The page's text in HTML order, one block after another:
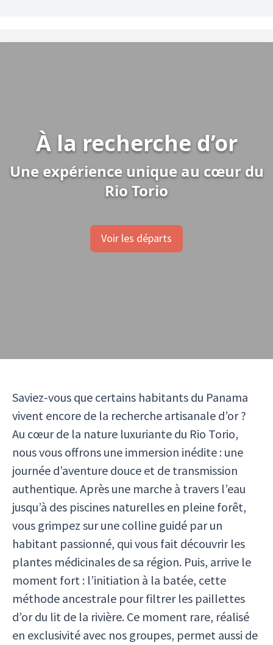
À la recherche d’or
Une expérience unique au cœur du
Rio Torio
Voir les départs
Saviez-vous que certains habitants du Panama
vivent encore de la recherche artisanale d’or ?
Au cœur de la nature luxuriante du Rio Torio,
nous vous offrons une immersion inédite : une
journée d’aventure douce et de transmission
authentique. Après une marche à travers l’eau
jusqu’à des piscines naturelles en pleine forêt,
vous grimpez sur une colline guidé par un
habitant passionné, qui vous fait découvrir les
plantes médicinales de sa région. Puis, arrive le
moment fort : l’initiation à la batée, cette
méthode ancestrale pour filtrer les paillettes
d’or du lit de la rivière. Ce moment rare, réalisé
en exclusivité avec nos groupes, permet aussi de